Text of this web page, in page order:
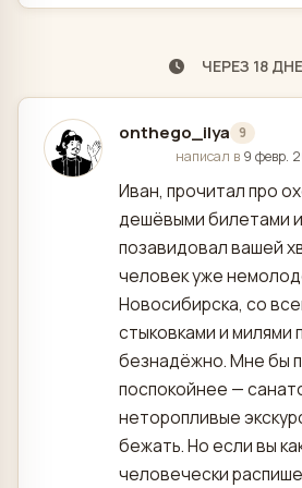
ЧЕРЕЗ 18
onthego_ilya 9
отредактировано
написал в 9 февр.
Иван, прочитал про
дешёвыми билетами
позавидовал вашей
человек уже
Новосибирска, со
стыковками и милями
безнадёжно. Мне бы
поспокойнее —
неторопливые
бежать. Но если вы
человечески